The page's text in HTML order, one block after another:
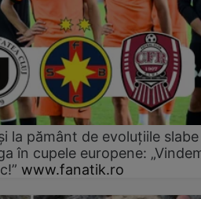
la pământ de evoluțiile slabe
în cupele europene:
www.fanatik.ro